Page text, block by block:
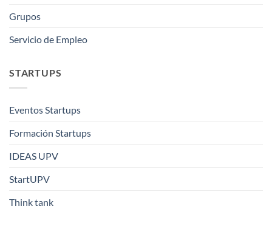
Grupos
Servicio de Empleo
STARTUPS
Eventos Startups
Formación Startups
IDEAS UPV
StartUPV
Think tank